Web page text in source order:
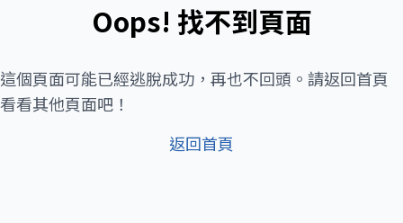
Oops! 找不到頁面
這個頁面可能已經逃脫成功，再也不回頭。請返回首頁
看看其他頁面吧！
返回首頁